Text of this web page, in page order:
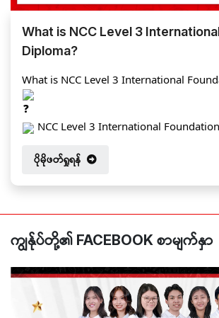
နိုင်ငံတကာအသိအမှတ်ပြု NCC Level 3
Foundation Diploma for Higher
အတန်းကို တက်ရောက်အောင်မြင်ပြီးပါက ပ
သည်အထိ ဆက်လက်တက်ရောက်နိုင်သလို UK ,
တွင်ရှိသော တက္ကသိုလ်ပေါင်း ၉၀ ကျော်တို့တွ
porogramme များဖြစ်သည့် ပထမနှစ် (သို့)
ဆက်လက်တက်ရောက်နိုင်မှာဖြစ်ပါတယ်။
တက်ရောက်နိုင်မည့် နိုင်ငံများ၏ တက္က
ကျောင်းဝင်ခွင့်သတ်မှတ်ချက်များကို အောက်
အသေးစိတ်လေ့လာနိုင်ပါသည်။
ကျော
ကွဲပြားမှုဖြစ်နိုင်ပါသည်။
https://issuu.com/.../
l...
GPIS တွင် ကျောင်းဝင်ခွင့်သတ်မှတ်ချက်မျ
What is NCC Level 3
Diploma?
What is NCC Level 3 International
NCC Level 3 International
အဆင့်မြင့်ပညာရေးကို လျှောက်လှမ်းမည့်သူမျာ
degree programme တွေကို ဆက်လက်တ
ဖြေဆိုရမှာဖြစ်ပါတယ်။
Teaching Methods (ဘယ်လိုသင်ကြားမှာ
ပိုမိုဖတ်ရှုရန်
ကျွန်ုပ်တို့၏ FACEBOOK စာမျက်နှာ